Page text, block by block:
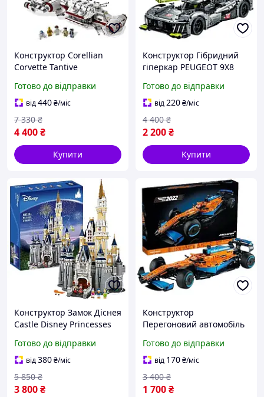
Конструктор Corellian
Corvette Tantive
Wars Кореліанський
Корвет Тантів Зоряні
війни
Готово до відправки
від440₴/міс
4 400₴
7 330 ₴
Купити
Конструктор Гібридний
гіперкар PEUGEOT 9X8
Пежо сумісний з Technic
Готово до відправки
від220₴/міс
2 200₴
4 400 ₴
Купити
Конструктор Замок Діснея
Castle Disney Princesses
Міккі Рапунцель
Білосніжка
Готово до відправки
від380₴/міс
3 800₴
5 850 ₴
Конструктор
Перегоновий автомобіль
Готово до відправки
від 170₴/міс
1 700₴
3 400 ₴